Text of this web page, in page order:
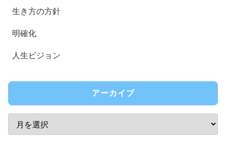
生き方の方針
明確化
人生ビジョン
アーカイブ